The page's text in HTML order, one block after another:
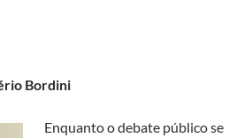
Bordini
Enquanto o debate público se